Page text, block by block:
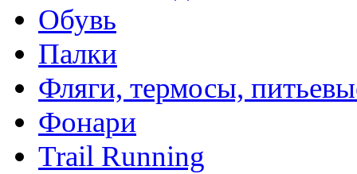
Обувь
Палки
Фляги, термосы,
Фонари
Trail Running